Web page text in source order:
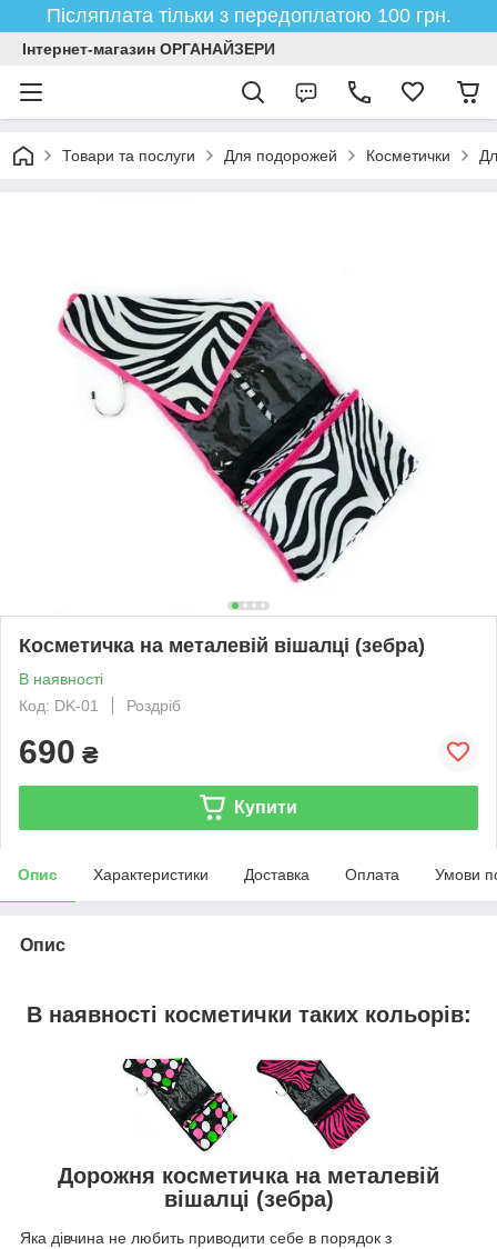
Післяплата тільки з передоплатою 100 грн.
Інтернет-магазин ОРГАНАЙЗЕРИ
Товари та послуги Для подорожей Косметички
Косметичка на металевій вішалці (зебра)
В наявності
Код: DK-01
Роздріб
690 ₴
Купити
Опис Характеристики Доставка Оплата Умови
Опис
В наявності косметички таких кольорів:
Дорожня косметичка на металевій
вішалці (зебра)
Яка дівчина не любить приводити себе в порядок з